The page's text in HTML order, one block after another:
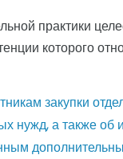
практики
которого
закупки
нужд, а также